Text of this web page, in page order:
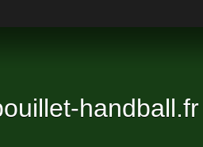
handball.fr